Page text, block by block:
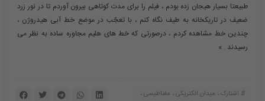
طبیعتا بسیار هیجان زده بودم ، فیلم را برای مدت کوتاهی بیرون آوردم تا در نور زرد
ضعیف در تاریکخانه به طیف نگاه کنم ، با تعجّب در موضع خط آبی هیدروژن ،
چندین خط مشاهده کردم ، درصورتی که خط های هلیم مجاوره ساده به نظر می
رسیدند . »
اشتارک ، میدان الکتریکی ، مغناطیسی ،